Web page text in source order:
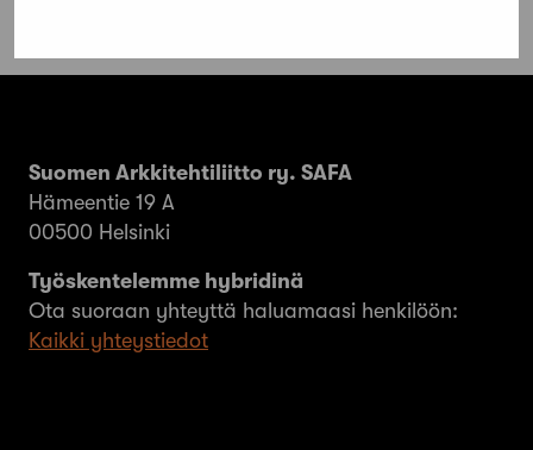
Suomen Arkkitehtiliitto ry. SAFA
Hämeentie 19 A
00500 Helsinki
Työskentelemme hybridinä
Ota suoraan yhteyttä haluamaasi henkilöön:
Kaikki yhteystiedot